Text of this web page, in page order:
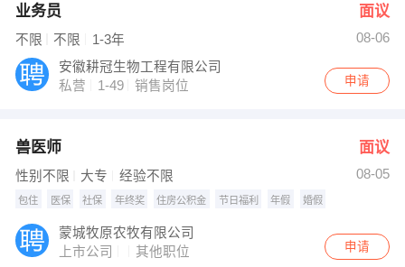
业务员 面议
不限 不限 1-3年
08-06
安徽耕冠生物工程有限公司
私营
1-49 销售岗位 申请
兽医师 面议
性别不限 大专 经验不限 08-05
包住 医保 社保 年终奖 住房公积金 节日福利 年假 婚假
蒙城牧原农牧有限公司
上市公司
其他职位 申请